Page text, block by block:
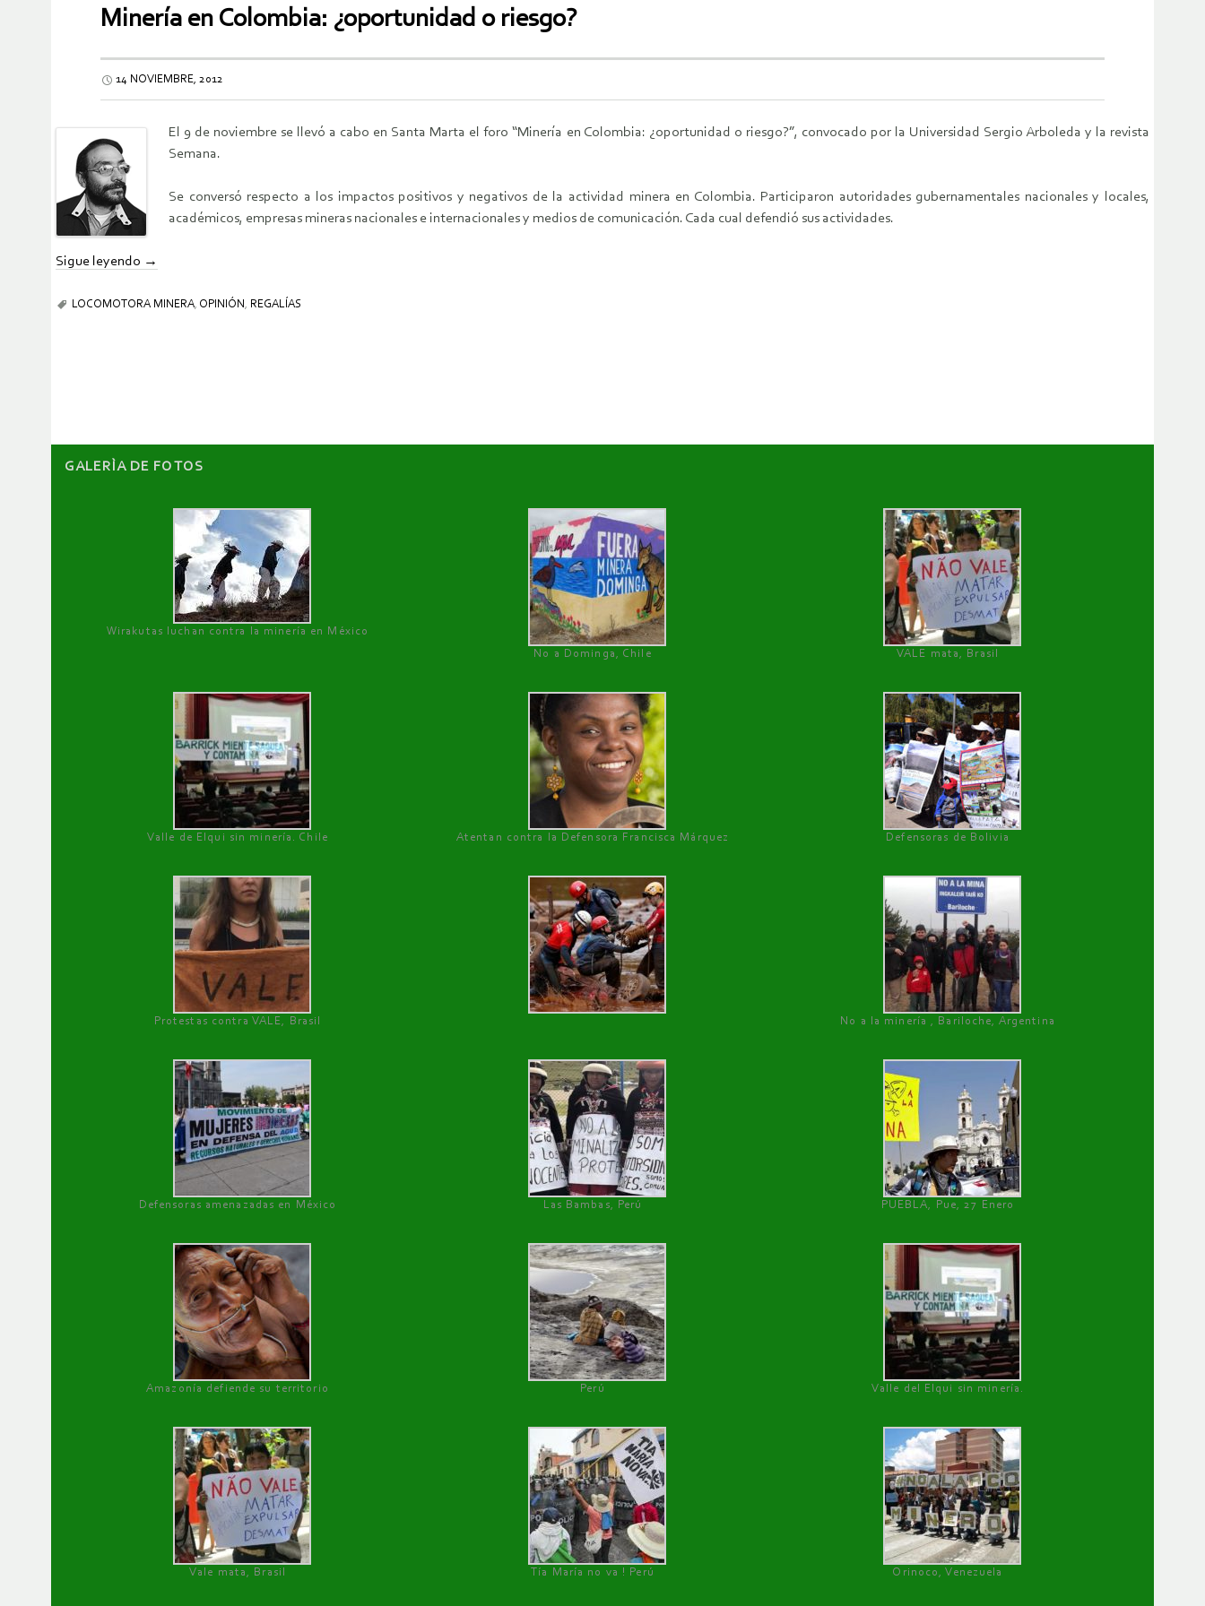
Minería en Colombia: ¿oportunidad o riesgo?
14 NOVIEMBRE, 2012
El 9 de noviembre se llevó a cabo en Santa Marta el foro “Minería en Colombia: ¿oportunidad o riesgo?”, convocado por la Universidad Sergio Arboleda y la revista
Semana.
Se conversó respecto a los impactos positivos y negativos de la actividad minera en Colombia. Participaron autoridades gubernamentales nacionales y locales,
académicos, empresas mineras nacionales e internacionales y medios de comunicación. Cada cual defendió sus actividades.
Sigue leyendo →
LOCOMOTORA MINERA, OPINIÓN , REGALÍAS
GALERÌA DE FOTOS
Wirakutas luchan contra la minería en México
No a Dominga, Chile
VALE mata, Brasil
Valle de Elqui sin minería. Chile Atentan contra la Defensora Francisca Márquez Defensoras de Bolivia
Protestas contra VALE, Brasil No a la minería , Bariloche, Argentina
Defensoras amenazadas en México Las Bambas, Perú PUEBLA, Pue, 27 Enero
Amazonía defiende su territorio Perú Valle del Elqui sin minería.
Vale mata, Brasil Tía María no va ! Perú Orinoco, Venezuela